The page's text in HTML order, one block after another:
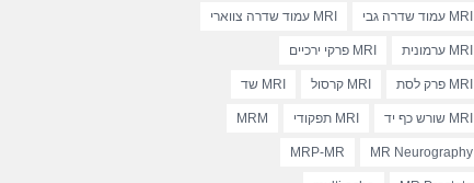
MRI עמוד שדרה גבי MRI עמוד שדרה צווארי
MRI ערמונית MRI פרקי ירכיים
MRI פרק לסת MRI קרסול MRI שד
MRI שורש כף יד MRI תפקודי MRM
MR Neurography
MRP-MR